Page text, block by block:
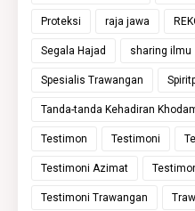
Proteksi raja jawa
Segala Hajad sharing ilmu
Spesialis Trawangan
Tanda-tanda Kehadiran
Testimon Testimoni
Testimoni Azimat
Testimoni Trawangan